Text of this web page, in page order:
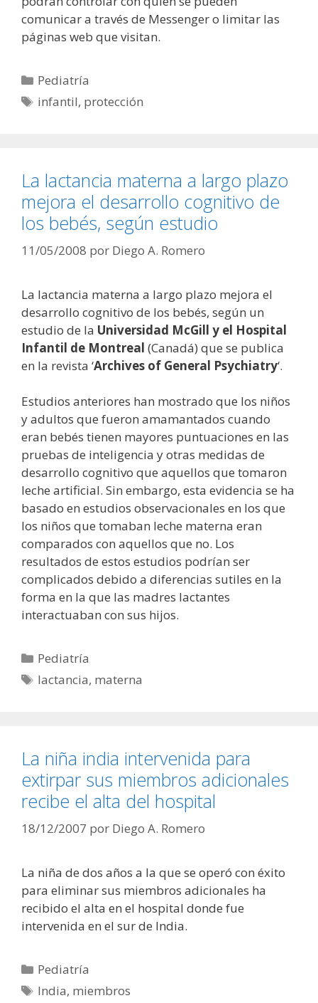
comunicar a través de Messenger o limitar las
páginas web que visitan.
Categorías
Pediatría
Etiquetas
infantil, protección
La lactancia materna a largo plazo
mejora el desarrollo cognitivo de
los bebés, según estudio
11/05/2008 por Diego A. Romero
La lactancia materna a largo plazo mejora el
desarrollo cognitivo de los bebés, según un
estudio de la Universidad McGill y el Hospital
Infantil de Montreal (Canadá) que se publica
en la revista ‘Archives of General Psychiatry‘.
Estudios anteriores han mostrado que los niños
y adultos que fueron amamantados cuando
eran bebés tienen mayores puntuaciones en las
pruebas de inteligencia y otras medidas de
desarrollo cognitivo que aquellos que tomaron
leche artificial. Sin embargo, esta evidencia se ha
basado en estudios observacionales en los que
los niños que tomaban leche materna eran
comparados con aquellos que no. Los
resultados de estos estudios podrían ser
complicados debido a diferencias sutiles en la
forma en la que las madres lactantes
interactuaban con sus hijos.
Categorías
Pediatría
Etiquetas
lactancia, materna
La niña india intervenida para
extirpar sus miembros adicionales
recibe el alta del hospital
18/12/2007 por Diego A. Romero
La niña de dos años a la que se operó con éxito
para eliminar sus miembros adicionales ha
recibido el alta en el hospital donde fue
intervenida en el sur de India.
Categorías
Pediatría
Etiquetas
India, miembros